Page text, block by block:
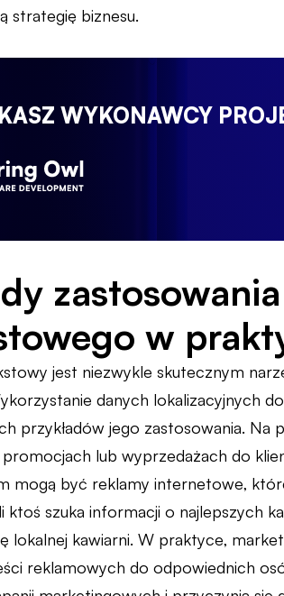
strategię biznesu.
WYKONAWCY
w
jest niezwykle skutecznym
danych lokalizacyjnych
przykładów jego zastosowania. Na
lub wyprzedażach do
mogą być reklamy internetowe,
ktoś szuka informacji o najlepszych
lokalnej kawiarni. W praktyce,
reklamowych do odpowiednich